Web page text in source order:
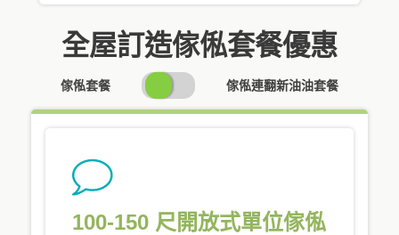
全屋訂造傢俬套餐優惠
傢俬套餐
SWITCH
PRICING
傢俬連翻新油油套餐
100-150 尺開放式單位傢俬